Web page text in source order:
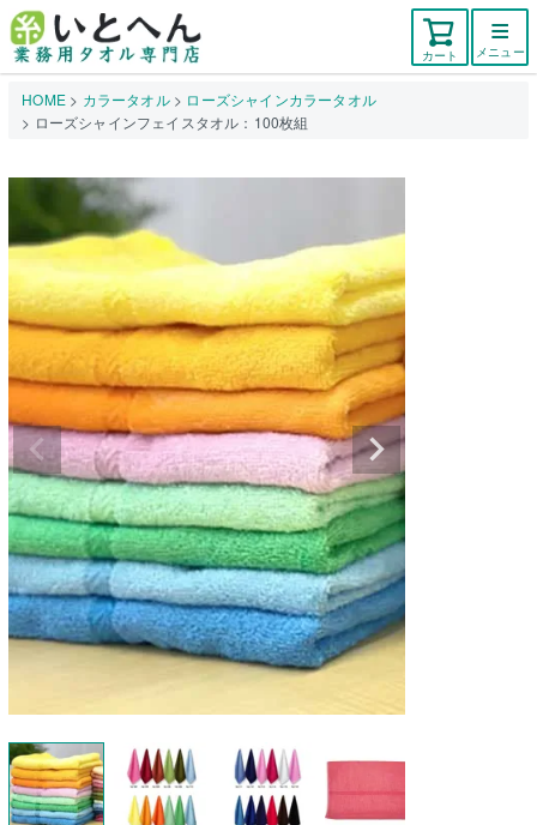
カート メニュー
HOME カラータオル
ローズシャインカラータオル
ローズシャインフェイスタオル：100枚組